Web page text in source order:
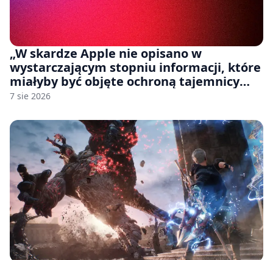
„W skardze Apple nie opisano w
wystarczającym stopniu informacji, które
miałyby być objęte ochroną tajemnicy
handlowej”. OpenAI żąda odrzucenia
7 sie 2026